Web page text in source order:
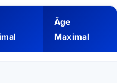
Âge
Maximal